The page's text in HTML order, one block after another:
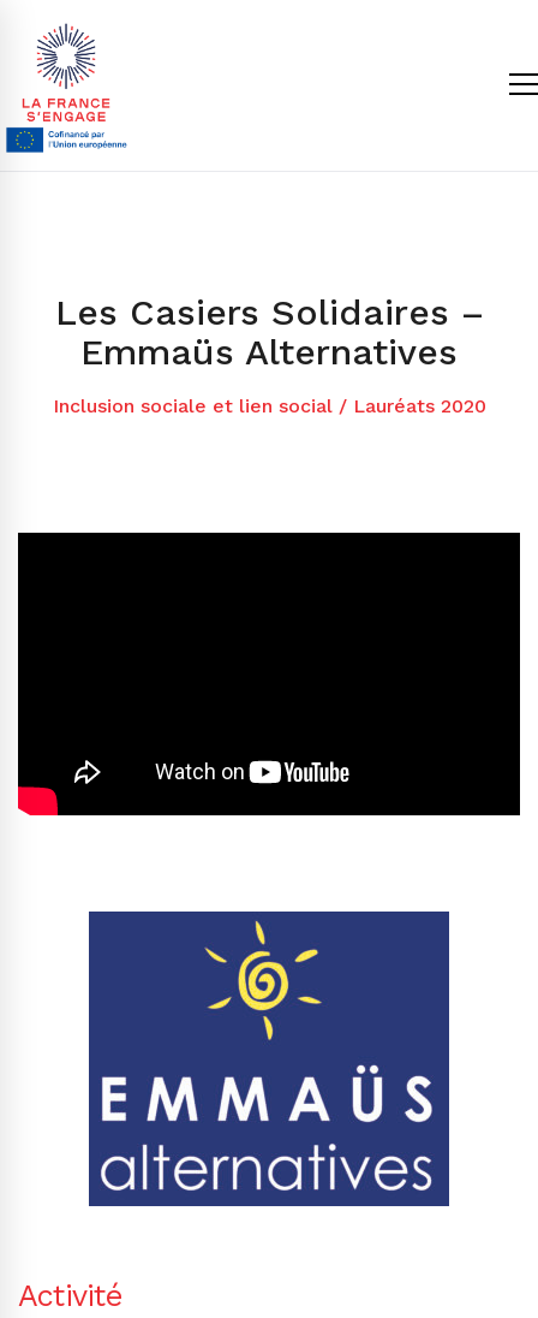
Les Casiers Solidaires –
Emmaüs Alternatives
Inclusion sociale et lien social/ Lauréats 2020
Activité